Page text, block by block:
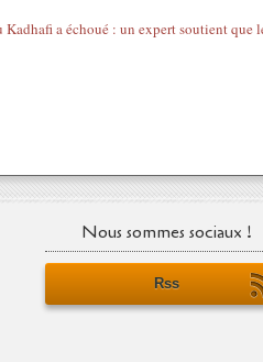
Nous sommes sociaux !
Rss